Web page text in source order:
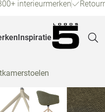
interieurmerken
Inspiratie